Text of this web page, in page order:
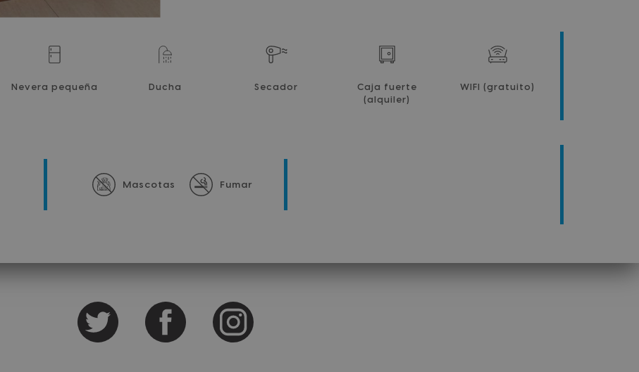
Nevera pequeña Ducha Secador
Caja fuerte
(alquiler)
WIFI (gratuito)
Mascotas Fumar